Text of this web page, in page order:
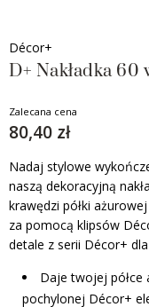
Décor+
D+ Nakładka 60
Zalecana cena
80,40 zł
Nadaj stylowe
naszą dekoracyjną
krawędzi półki
za pomocą klipsów
detale z serii Décor+
Daje twojej półce
pochylonej Décor+